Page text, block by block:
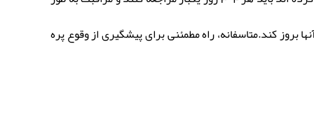
بروز کند.متاسفانه، راه مطمئنی برای پیشگیری از وقوع پره